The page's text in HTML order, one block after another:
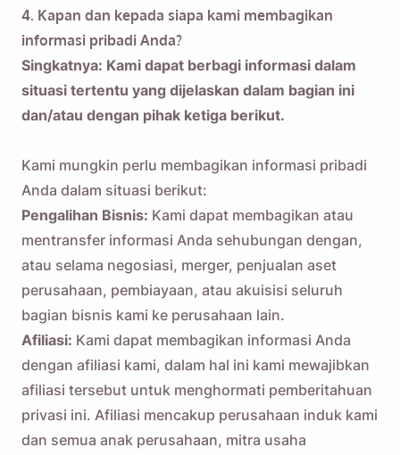
4. Kapan dan kepada siapa kami membagikan
informasi pribadi Anda?
Singkatnya: Kami dapat berbagi informasi dalam
situasi tertentu yang dijelaskan dalam bagian ini
dan/atau dengan pihak ketiga berikut.
Kami mungkin perlu membagikan informasi pribadi
Anda dalam situasi berikut:
Pengalihan Bisnis: Kami dapat membagikan atau
mentransfer informasi Anda sehubungan dengan,
atau selama negosiasi, merger, penjualan aset
perusahaan, pembiayaan, atau akuisisi seluruh
bagian bisnis kami ke perusahaan lain.
Afiliasi: Kami dapat membagikan informasi Anda
dengan afiliasi kami, dalam hal ini kami mewajibkan
afiliasi tersebut untuk menghormati pemberitahuan
privasi ini. Afiliasi mencakup perusahaan induk kami
dan semua anak perusahaan, mitra usaha